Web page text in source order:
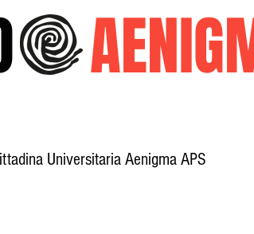
Universitaria Aenigma APS